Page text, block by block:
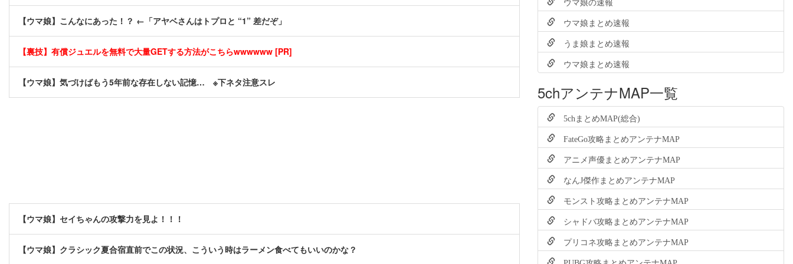
【ウマ娘】こんなにあった！？ ←「アヤベさんはトプロと “1” 差だぞ」
【裏技】有償ジュエルを無料で大量GETする方法がこちらwwwwww [PR]
【ウマ娘】気づけばもう5年前な存在しない記憶… ※下ネタ注意スレ
【ウマ娘】セイちゃんの攻撃力を見よ！！！
【ウマ娘】クラシック夏合宿直前でこの状況、こういう時はラーメン食べてもいいのかな？
ウマ娘まとめ速報
うま娘まとめ速報
ウマ娘まとめ速報
5chアンテナMAP一覧
5chまとめMAP(総合)
FateGo攻略まとめアンテナMAP
アニメ声優まとめアンテナMAP
なんJ傑作まとめアンテナMAP
モンスト攻略まとめアンテナMAP
シャドバ攻略まとめアンテナMAP
プリコネ攻略まとめアンテナMAP
PUBG攻略まとめアンテナMAP